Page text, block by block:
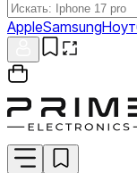
AppleSamsung